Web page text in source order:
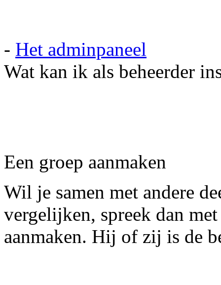
- Het adminpaneel
Wat kan ik als beheerder
Een groep aanmaken
Wil je samen met andere
vergelijken, spreek dan
aanmaken. Hij of zij is de